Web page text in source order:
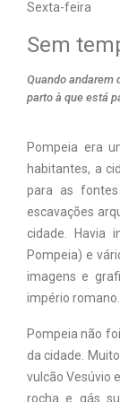
Sexta-feira
Sem
Quando andarem
parto à que está
Pompeia era
habitantes, a
para as
escavações
cidade. Havia
Pompeia) e
imagens e
império romano.
Pompeia não
da cidade.
vulcão Vesúvio
rocha e gás